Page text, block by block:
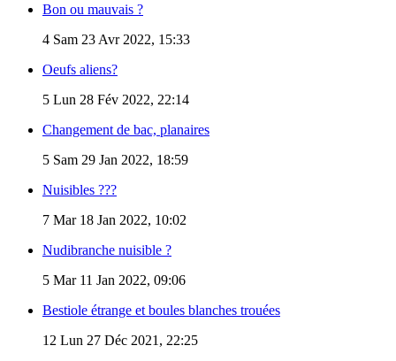
Bon ou mauvais ?
4 Sam 23 Avr 2022, 15:33
Oeufs aliens?
5 Lun 28 Fév 2022, 22:14
Changement de bac, planaires
5 Sam 29 Jan 2022, 18:59
Nuisibles ???
7 Mar 18 Jan 2022, 10:02
Nudibranche nuisible ?
5 Mar 11 Jan 2022, 09:06
Bestiole étrange et boules blanches trouées
12 Lun 27 Déc 2021, 22:25